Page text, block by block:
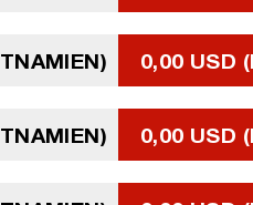
0,00 USD
0,00 USD